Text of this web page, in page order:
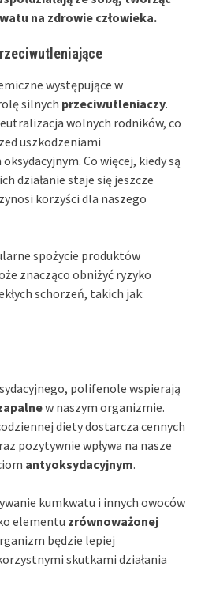
na zdrowie człowieka.
występujące w
silnych przeciwutleniaczy.
wolnych rodników, co
uszkodzeniami
Co więcej, kiedy są
działanie staje się jeszcze
korzyści dla naszego
spożycie produktów
znacząco obniżyć ryzyko
schorzeń, takich jak:
polifenole wspierają
w naszym organizmie.
diety dostarcza cennych
pozytywnie wpływa na nasze
antyoksydacyjnym.
kumkwatu i innych owoców
elementu zrównoważonej
będzie lepiej
skutkami działania